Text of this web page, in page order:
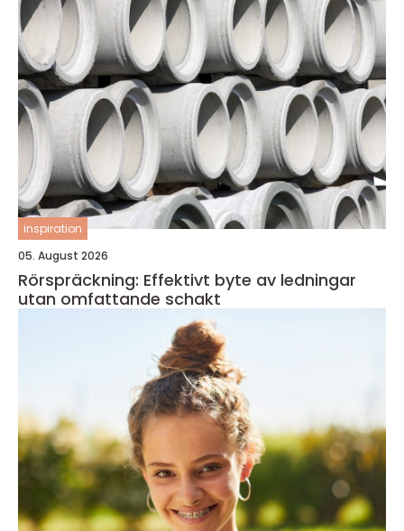
inspiration
05. August 2026
Rörspräckning: Effektivt byte av ledningar
utan omfattande schakt